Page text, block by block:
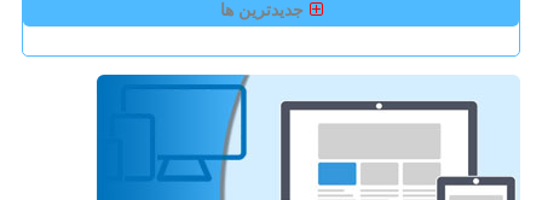
جدیدترین ها